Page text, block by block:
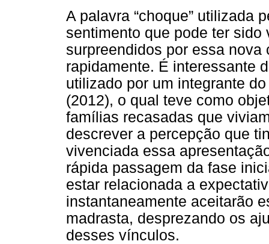
A palavra “choque” utilizada
sentimento que pode ter
surpreendidos por essa
rapidamente. É interessante
utilizado por um integrante
(2012), o qual teve como
famílias recasadas que
descrever a percepção que
vivenciada essa
rápida passagem da fase
estar relacionada a
instantaneamente aceitarão
madrasta, desprezando os
desses vínculos.